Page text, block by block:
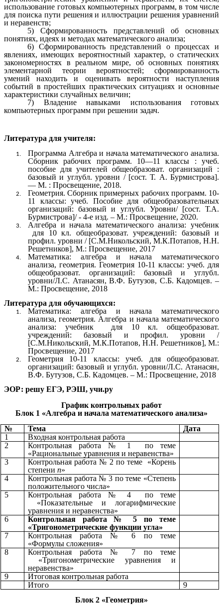
использование готовых компьютерных программ, в том числе
для поиска пути решения и иллюстрации решения уравнений
и неравенств;
5) Сформированность представлений об основных
понятиях, идеях и методах математического анализа;
6) Сформированность представлений о процессах и
явлениях, имеющих вероятностный характер, о статических
закономерностях в реальном мире, об основных понятиях
элементарной теории вероятностей; сформированность
умений находить и оценивать вероятности наступления
событий в простейших практических ситуациях и основные
характеристики случайных величин;
7) Владение навыками использования готовых
компьютерных программ при решении задач.
Литература для учителя:
Программа Алгебра и начала математического анализа.
Сборник рабочих программ. 10—11 классы : учеб.
пособие для учителей общеобразоват. организаций :
базовый и углубл. уровни / [сост. Т. А. Бурмистрова].
— М. : Просвещение, 2018.
Геометрия. Сборник примерных рабочих программ. 10-
11 классы: учеб. Пособие для общеобразовательных
организаций: базовый и углубл. Уровни/ [cост. Т.А.
Бурмистрова]/ - 4-е изд. – М.: Просвещение, 2020.
Алгебра и начала математического анализа: учебник
для 10 кл. общеобразоват. учреждений: базовый и
профил. уровни / [С.М.Никольский, М.К.Потапов, Н.Н.
Решетников], М.: Просвещение, 2017
Математика: алгебра и начала математического
анализа, геометрия. Геометрия 10-11 классы: учеб. для
общеобразоват. организаций: базовый и углубл.
уровни/Л.С. Атанасян, В.Ф. Бутузов, С.Б. Кадомцев. –
М.: Просвещение, 2018
Литература для обучающихся:
Математика: алгебра и начала математического
анализа, геометрия. Алгебра и начала математического
анализа: учебник для 10 кл. общеобразоват.
учреждений: базовый и профил. уровни /
[С.М.Никольский, М.К.Потапов, Н.Н. Решетников], М.:
Просвещение, 2017
Геометрия 10-11 классы: учеб. для общеобразоват.
организаций: базовый и углубл. уровни/Л.С. Атанасян,
В.Ф. Бутузов, С.Б. Кадомцев. – М.: Просвещение, 2018
ЭОР: решу ЕГЭ, РЭШ, учи.ру
График контрольных работ
Блок 1 «Алгебра и начала математического анализа»
№
Тема
Дата
1
Входная контрольная работа
2
Контрольная работа № 1 по теме
«Рациональные уравнения и неравенства»
3
Контрольная работа № 2 по теме «Корень
степени п»
4
Контрольная работа № 3 по теме «Степень
положительного числа»
5
Контрольная работа № 4 по теме
«Показательные и логарифмические
уравнения и неравенства»
6
Контрольная работа № 5 по теме
«Тригонометрические функции угла»
7
Контрольная работа № 6 по теме
«Формулы сложения»
8
Контрольная работа № 7 по теме
«Тригонометрические уравнения и
неравенства»
9
Итоговая контрольная работа
Итого
9
Блок 2 «Геометрия»